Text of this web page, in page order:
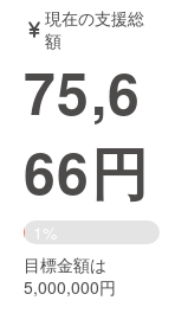
音楽
ゲーム・
書籍・雑誌
チャレンジ
現在の支援総
額
75,6
66円
1%
目標金額は
5,000,000円